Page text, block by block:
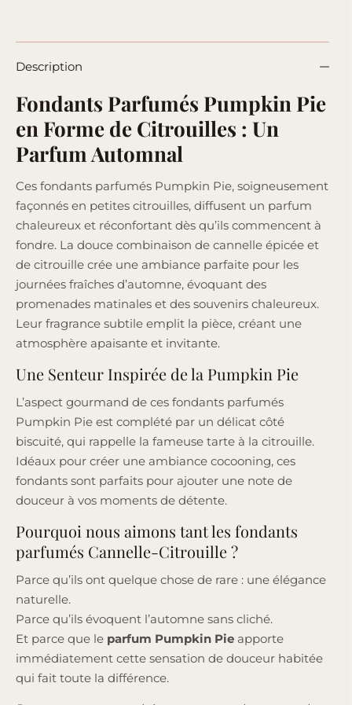
Description
Fondants Parfumés Pumpkin Pie
en Forme de Citrouilles : Un
Parfum Automnal
Ces fondants parfumés Pumpkin Pie, soigneusement
façonnés en petites citrouilles, diffusent un parfum
chaleureux et réconfortant dès qu’ils commencent à
fondre. La douce combinaison de cannelle épicée et
de citrouille crée une ambiance parfaite pour les
journées fraîches d’automne, évoquant des
promenades matinales et des souvenirs chaleureux.
Leur fragrance subtile emplit la pièce, créant une
atmosphère apaisante et invitante.
Une Senteur Inspirée de la Pumpkin Pie
L’aspect gourmand de ces fondants parfumés
Pumpkin Pie est complété par un délicat côté
biscuité, qui rappelle la fameuse tarte à la citrouille.
Idéaux pour créer une ambiance cocooning, ces
fondants sont parfaits pour ajouter une note de
douceur à vos moments de détente.
Pourquoi nous aimons tant les fondants
parfumés Cannelle-Citrouille ?
Parce qu’ils ont quelque chose de rare : une élégance
naturelle.
Parce qu’ils évoquent l’automne sans cliché.
Et parce que le parfum Pumpkin Pie apporte
immédiatement cette sensation de douceur habitée
qui fait toute la différence.